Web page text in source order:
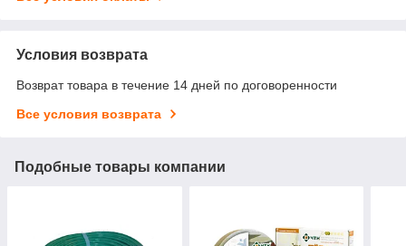
Условия возврата
Возврат товара в течение 14 дней по договоренности
Все условия возврата
Подобные товары компании